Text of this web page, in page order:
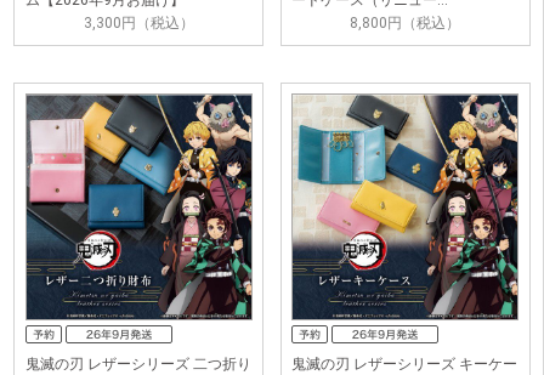
3,300円（税込）
8,800円（税込）
鬼滅の刃 レザーシリーズ 二つ折り
鬼滅の刃 レザーシリーズ キーケー